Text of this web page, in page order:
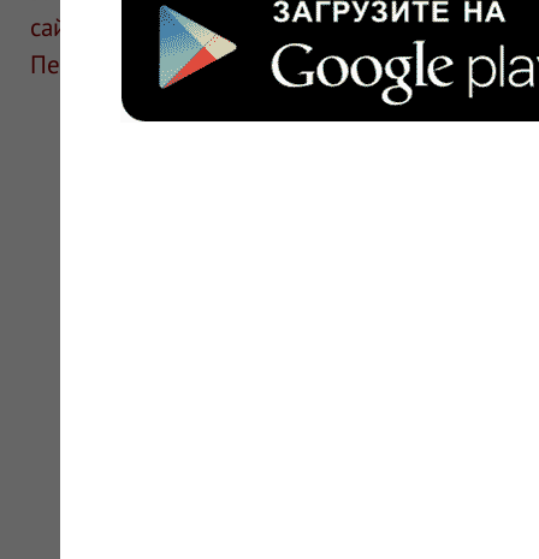
сайте для ознакомления и не является
Перед применением необходима